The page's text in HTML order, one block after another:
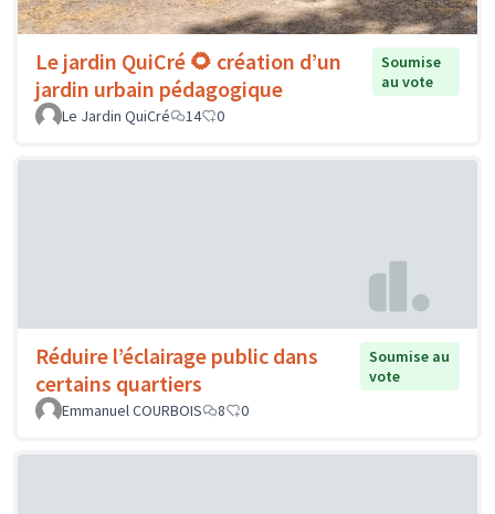
Le jardin QuiCré 🌻 création d’un
jardin urbain pédagogique
Soumise
au vote
Le Jardin QuiCré
14 0
Réduire l’éclairage public dans
certains quartiers
Soumise au
vote
Emmanuel COURBOIS
8 0